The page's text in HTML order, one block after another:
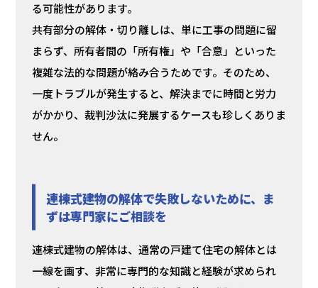
る可能性があります。
共有部分の解体・切り離しは、単に工事の問題に留
まらず、所有者間の「所有権」や「合意」といった
複雑な法的な問題が絡み合うためです。そのため、
一度トラブルが発生すると、解決までに時間と労力
がかかり、裁判沙汰に発展するケースも珍しくありま
せん。
連棟式建物の解体で失敗しないために、ま
ずは専門家にご相談を
連棟式建物の解体は、通常の戸建て住宅の解体とは
一線を画す、非常に専門的な知識と経験が求められ